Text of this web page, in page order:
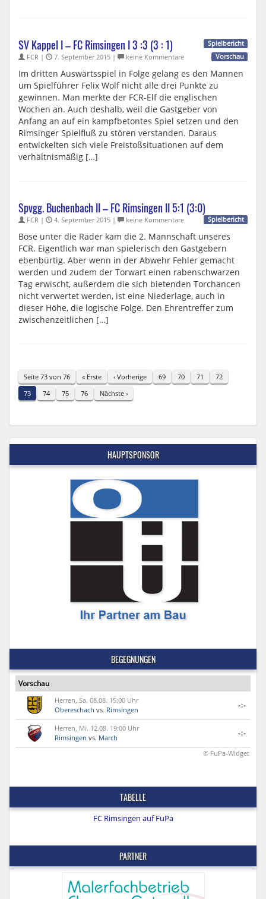
SV Kappel I – FC Rimsingen I 3 :3 (3 : 1)
Spielbericht
Vorschau
FCR | 7. September 2015 | keine Kommentare
Im dritten Auswärtsspiel in Folge gelang es den Mannen
um Spielführer Felix Wolf nicht alle drei Punkte zu
gewinnen. Man merkte der FCR-Elf die englischen
Wochen an. Auch deshalb, weil die Gastgeber von
Anfang an auf ein kampfbetontes Spiel setzen und den
Rimsinger Spielfluß zu stören verstanden. Daraus
entwickelten sich viele Freistoßsituationen auf dem
verhältnismäßig […]
Spvgg. Buchenbach II – FC Rimsingen II 5:1 (3:0)
Spielbericht
FCR | 4. September 2015 | keine Kommentare
Böse unter die Räder kam die 2. Mannschaft unseres
FCR. Eigentlich war man spielerisch den Gastgebern
ebenbürtig. Aber wenn in der Abwehr Fehler gemacht
werden und zudem der Torwart einen rabenschwarzen
Tag erwischt, außerdem die sich bietenden Torchancen
nicht verwertet werden, ist eine Niederlage, auch in
dieser Höhe, die logische Folge. Den Ehrentreffer zum
zwischenzeitlichen […]
Seite 73 von 76 « Erste ‹ Vorherige 69 70 71
72
73
74 75 76 Nächste ›
HAUPTSPONSOR
BEGEGNUNGEN
Vorschau
Herren, Sa. 08.08. 15:00 Uhr
Obereschach vs. Rimsingen
-:-
Herren, Mi. 12.08. 19:00 Uhr
Rimsingen vs. March
-:-
© FuPa-Widget
TABELLE
FC Rimsingen auf FuPa
PARTNER